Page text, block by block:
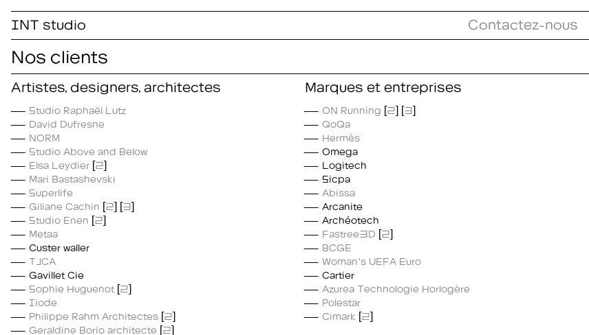
INT studio Contactez-nous
Nos clients
Artistes, designers, architectes
Studio Raphaël Lutz
David Dufresne
NORM
Studio Above and Below
Elsa Leydier[2]
Mari Bastashevski
Superlife
Giliane Cachin [2] [3]
Studio Enen [2]
Metaa
Custer waller
TJCA
Gavillet Cie
Sophie Huguenot[2]
Iiode
Philippe Rahm Architectes[2]
Geraldine Borio architecte [2]
Marques et entreprises
ON Running [2] [3]
QoQa
Hermès
Omega
Logitech
Sicpa
Abissa
Arcanite
Archéotech
Fastree3D [2]
BCGE
Woman's UEFA Euro
Cartier
Azurea Technologie Horlogère
Polestar
Cimark [2]